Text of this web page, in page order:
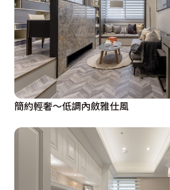
簡約輕奢～低調內斂雅仕風